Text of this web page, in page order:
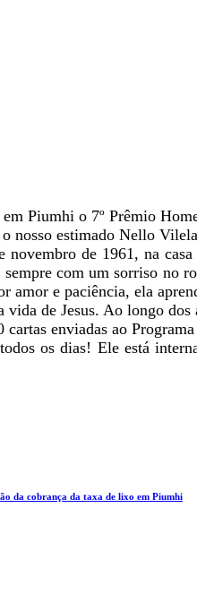
Piumhi o 7º Prêmio
o nosso estimado Nello
de 1961, na
com um sorriso no
amor e paciência, ela
de Jesus. Ao longo
enviadas ao
os dias! Ele está
da cobrança da taxa de lixo em Piumhi